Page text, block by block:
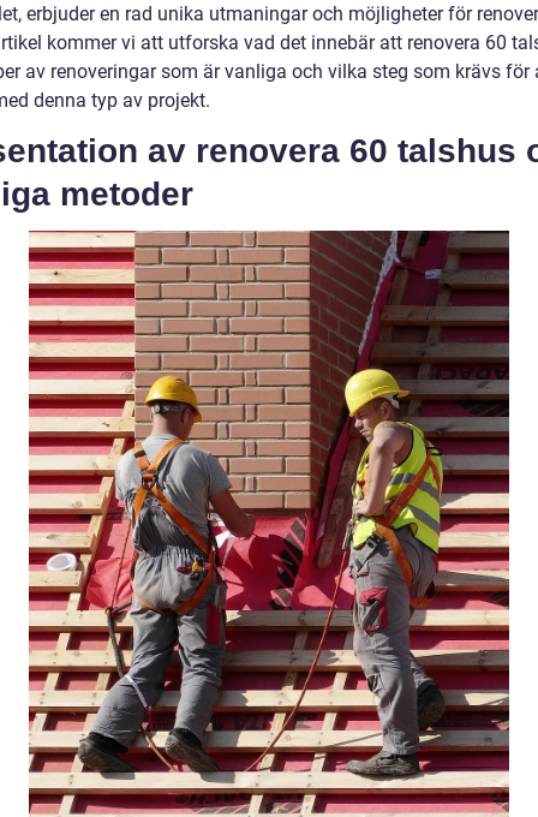
erbjuder en rad unika utmaningar och möjligheter för
kommer vi att utforska vad det innebär att renovera 60
av renoveringar som är vanliga och vilka steg som krävs för
denna typ av projekt.
av renovera 60 talshus
metoder